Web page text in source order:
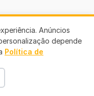
Anúncios
depende
Política de